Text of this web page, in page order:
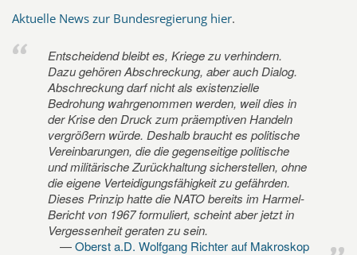
Aktuelle News zur Bundesregierung hier.
Entscheidend bleibt es, Kriege zu verhindern.
Dazu gehören Abschreckung, aber auch Dialog.
Abschreckung darf nicht als existenzielle
Bedrohung wahrgenommen werden, weil dies in
der Krise den Druck zum präemptiven Handeln
vergrößern würde. Deshalb braucht es politische
Vereinbarungen, die die gegenseitige politische
und militärische Zurückhaltung sicherstellen, ohne
die eigene Verteidigungsfähigkeit zu gefährden.
Dieses Prinzip hatte die NATO bereits im Harmel-
Bericht von 1967 formuliert, scheint aber jetzt in
Vergessenheit geraten zu sein.
Oberst a.D. Wolfgang Richter auf Makroskop